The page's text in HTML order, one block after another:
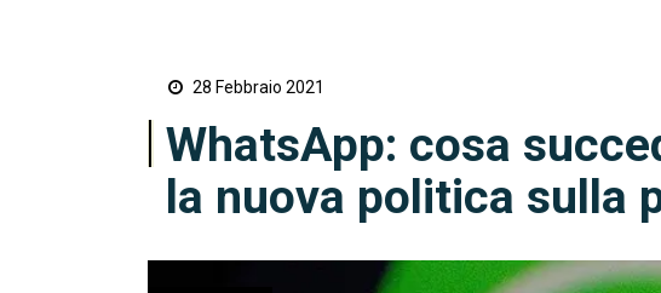
28 Febbraio 2021
WhatsApp: cosa
la nuova politica sulla